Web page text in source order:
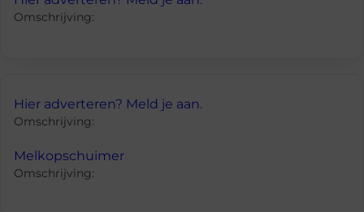
Omschrijving:
Hier adverteren? Meld je aan.
Omschrijving:
Melkopschuimer
Omschrijving: